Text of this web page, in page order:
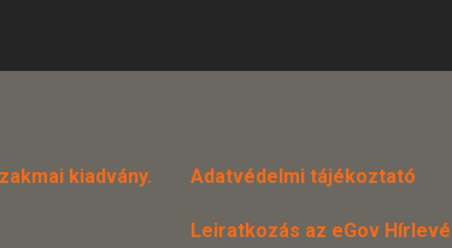
kiadvány.
Adatvédelmi tájékoztató
Leiratkozás az eGov